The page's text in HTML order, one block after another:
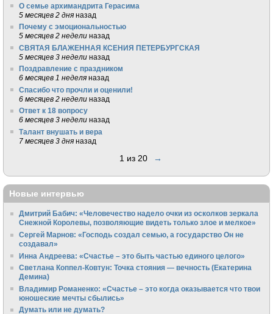
О семье архимандрита Герасима
5 месяцев 2 дня назад
Почему с эмоциональностью
5 месяцев 2 недели назад
СВЯТАЯ БЛАЖЕННАЯ КСЕНИЯ ПЕТЕРБУРГСКАЯ
5 месяцев 3 недели назад
Поздравление с праздником
6 месяцев 1 неделя назад
Спасибо что прочли и оценили!
6 месяцев 2 недели назад
Ответ к 18 вопросу
6 месяцев 3 недели назад
Талант внушать и вера
7 месяцев 3 дня назад
1 из 20 →
Новые интервью
Дмитрий Бабич: «Человечество надело очки из осколков зеркала
Снежной Королевы, позволяющие видеть только злое и мелкое»
Сергей Марнов: «Господь создал семью, а государство Он не
создавал»
Инна Андреева: «Счастье – это быть частью единого целого»
Светлана Коппел-Ковтун: Точка стояния — вечность (Екатерина
Демина)
Владимир Романенко: «Счастье – это когда оказывается что твои
юношеские мечты сбылись»
Думать или не думать?